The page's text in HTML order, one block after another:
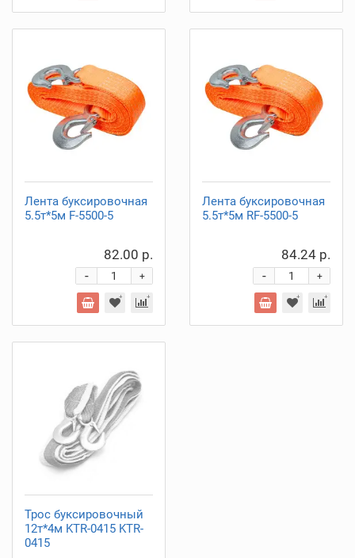
Лента буксировочная
5.5т*5м F-5500-5
82.00 р.
+
-
Лента буксировочная
5.5т*5м RF-5500-5
84.24 р.
+
-
Трос буксировочный
12т*4м KTR-0415 KTR-
0415